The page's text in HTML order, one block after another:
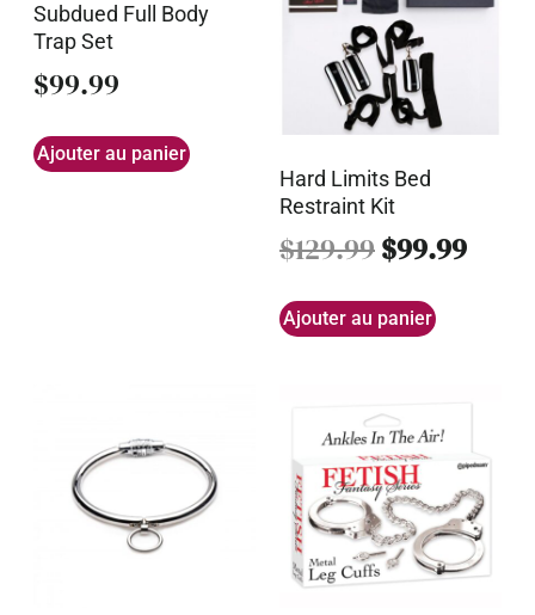
Subdued Full Body
Trap Set
$99.99
Ajouter au panier
Hard Limits Bed
Restraint Kit
$129.99$99.99
Ajouter au panier